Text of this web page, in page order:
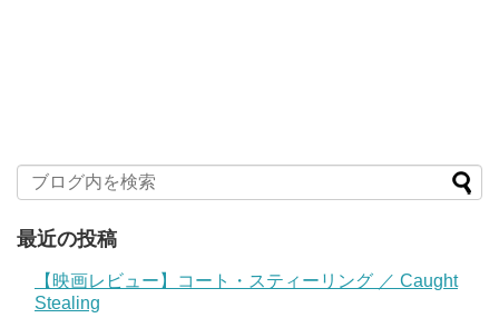
最近の投稿
【映画レビュー】コート・スティーリング ／ Caught
Stealing